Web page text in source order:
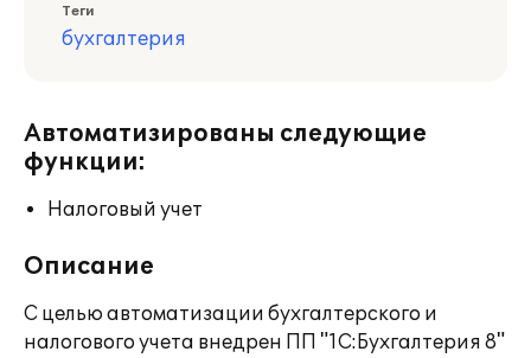
Теги
бухгалтерия
Автоматизированы следующие
функции:
Налоговый учет
Описание
С целью автоматизации бухгалтерского и
налогового учета внедрен ПП "1С:Бухгалтерия 8"